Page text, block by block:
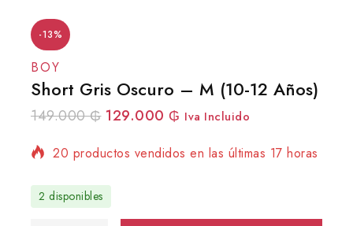
-13%
BOY
Short Gris Oscuro – M (10-12 Años)
149.000₲ 129.000 ₲ Iva Incluido
20 productos vendidos en las últimas 17 horas
en su carrito
2 disponibles